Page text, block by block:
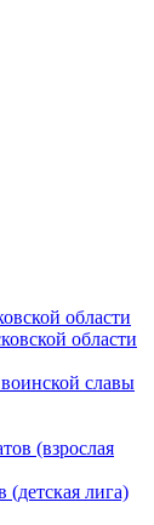
области
области
славы
(взрослая
(детская лига)